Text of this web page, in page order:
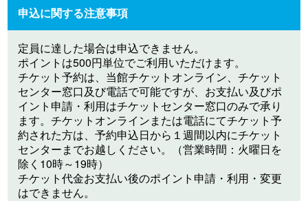
申込に関する注意事項
定員に達した場合は申込できません。
ポイントは500円単位でご利用いただけます。
チケット予約は、当館チケットオンライン、チケット
センター窓口及び電話で可能ですが、お支払い及びポ
イント申請・利用はチケットセンター窓口のみで承り
ます。チケットオンラインまたは電話にてチケット予
約された方は、予約申込日から１週間以内にチケット
センターまでお越しください。（営業時間：火曜日を
除く10時～19時）
チケット代金お支払い後のポイント申請・利用・変更
はできません。